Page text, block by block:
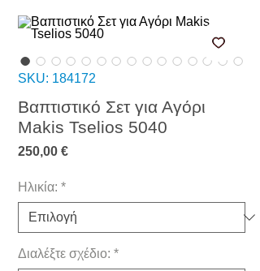
SKU: 184172
Βαπτιστικό Σετ για Αγόρι
Makis Tselios 5040
250,00 €Τιμή
Ηλικία: *
Διαλέξτε σχέδιο: *